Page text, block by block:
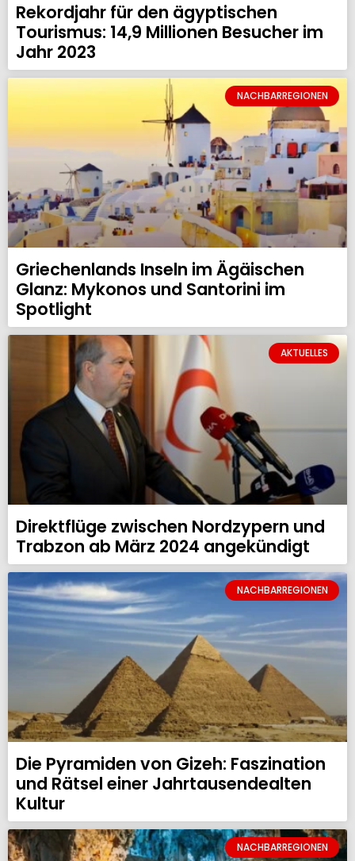
Rekordjahr für den ägyptischen
Tourismus: 14,9 Millionen Besucher im
Jahr 2023
NACHBARREGIONEN
Griechenlands Inseln im Ägäischen
Glanz: Mykonos und Santorini im
Spotlight
AKTUELLES
Direktflüge zwischen Nordzypern und
Trabzon ab März 2024 angekündigt
NACHBARREGIONEN
Die Pyramiden von Gizeh: Faszination
und Rätsel einer Jahrtausendealten
Kultur
NACHBARREGIONEN